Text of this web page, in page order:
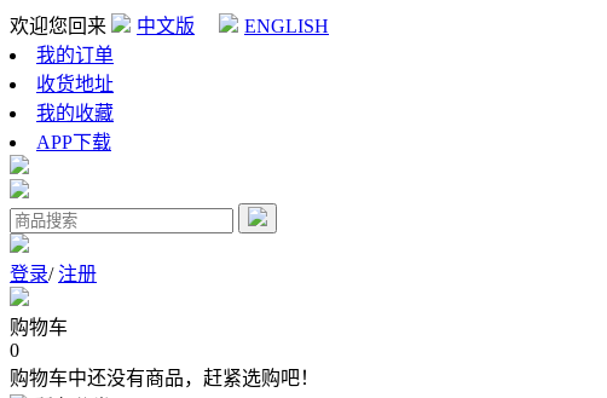
欢迎您回来 中文版
ENGLISH
我的订单
收货地址
我的收藏
APP下载
登录/注册
购物车
0
购物车中还没有商品，赶紧选购吧！